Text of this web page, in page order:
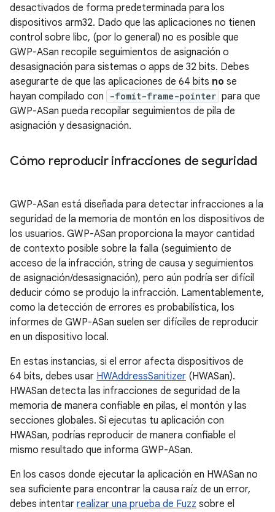
desactivados de forma predeterminada para los
dispositivos arm32. Dado que las aplicaciones no tienen
control sobre libc, (por lo general) no es posible que
GWP-ASan recopile seguimientos de asignación o
desasignación para sistemas o apps de 32 bits. Debes
asegurarte de que las aplicaciones de 64 bits no se
hayan compilado con
-fomit-frame-pointer para que
GWP-ASan pueda recopilar seguimientos de pila de
asignación y desasignación.
Cómo reproducir infracciones de seguridad
GWP-ASan está diseñada para detectar infracciones a la
seguridad de la memoria de montón en los dispositivos de
los usuarios. GWP-ASan proporciona la mayor cantidad
de contexto posible sobre la falla (seguimiento de
acceso de la infracción, string de causa y seguimientos
de asignación/desasignación), pero aún podría ser difícil
deducir cómo se produjo la infracción. Lamentablemente,
como la detección de errores es probabilística, los
informes de GWP-ASan suelen ser difíciles de reproducir
en un dispositivo local.
En estas instancias, si el error afecta dispositivos de
64 bits, debes usar HWAddressSanitizer (HWASan).
HWASan detecta las infracciones de seguridad de la
memoria de manera confiable en pilas, el montón y las
secciones globales. Si ejecutas tu aplicación con
HWASan, podrías reproducir de manera confiable el
mismo resultado que informa GWP-ASan.
En los casos donde ejecutar la aplicación en HWASan no
sea suficiente para encontrar la causa raíz de un error,
debes intentar realizar una prueba de Fuzz sobre el